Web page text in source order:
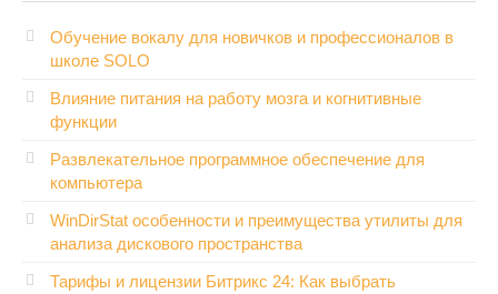
Обучение вокалу для новичков и профессионалов в
школе SOLO
Влияние питания на работу мозга и когнитивные
функции
Развлекательное программное обеспечение для
компьютера
WinDirStat особенности и преимущества утилиты для
анализа дискового пространства
Тарифы и лицензии Битрикс 24: Как выбрать